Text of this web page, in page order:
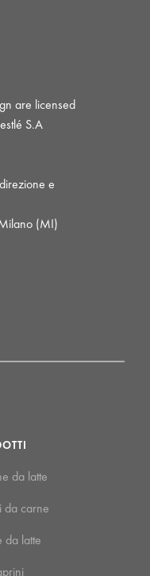
are licensed
S.A
e
(MI)
da latte
da carne
da latte